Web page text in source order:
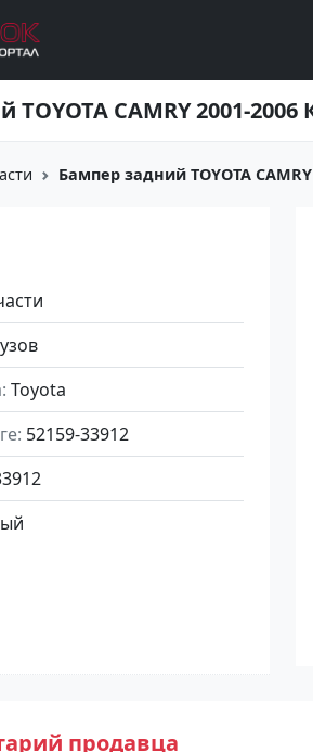
CAMRY 2001-2006
Бампер задний TOYOTA
Toyota
52159-33912
продавца